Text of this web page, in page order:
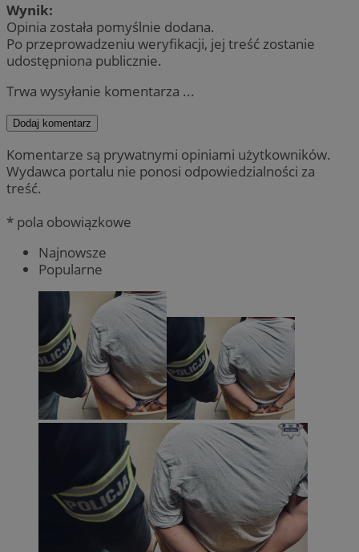
Wynik:
Opinia została pomyślnie dodana.
Po przeprowadzeniu weryfikacji, jej treść zostanie
udostępniona publicznie.
Trwa wysyłanie komentarza ...
Dodaj komentarz
Komentarze są prywatnymi opiniami użytkowników.
Wydawca portalu nie ponosi odpowiedzialności za
treść.
* pola obowiązkowe
Najnowsze
Popularne